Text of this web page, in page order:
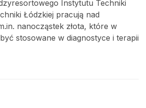
Instytutu Techniki
Łódzkiej pracują nad
nanocząstek złota, które w
stosowane w diagnostyce i terapii